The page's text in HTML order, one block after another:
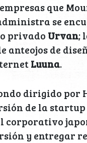
que
se
privado Urvan;
anteojos de
Luuna.
dirigido por
de la
corporativo
y entregar